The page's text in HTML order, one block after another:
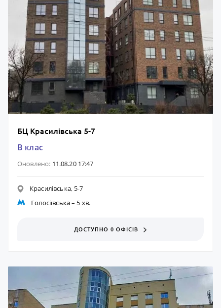
БЦ Красилівська 5-7
B клас
Оновлено: 11.08.20 17:47
Красилівська, 5-7
Голосіївська– 5 хв.
ДОСТУПНО 0 ОФІСІВ